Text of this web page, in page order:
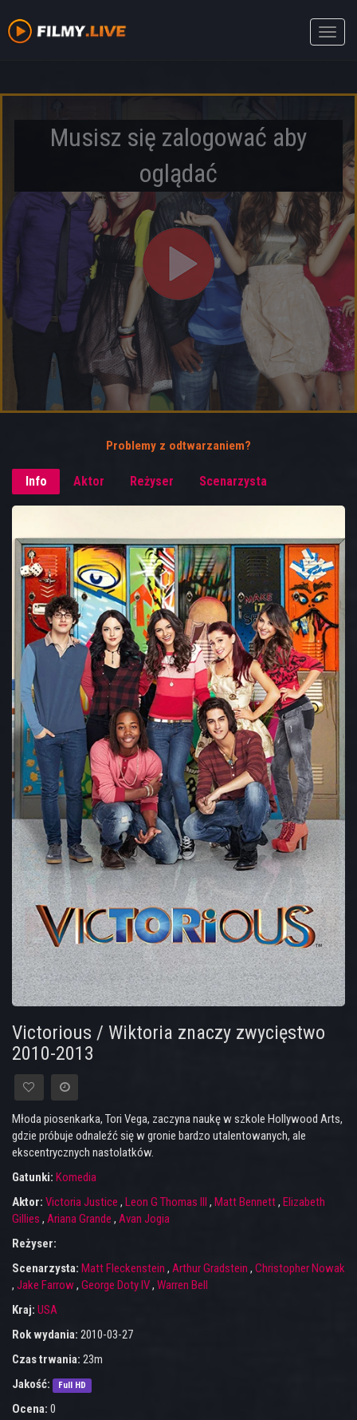
Toggle
Musisz się zalogować aby
oglądać
Problemy z odtwarzaniem?
Info Aktor Reżyser Scenarzysta
Victorious / Wiktoria znaczy zwycięstwo
2010-2013
Młoda piosenkarka, Tori Vega, zaczyna naukę w szkole Hollywood Arts,
gdzie próbuje odnaleźć się w gronie bardzo utalentowanych, ale
ekscentrycznych nastolatków.
Gatunki: Komedia
Aktor: Victoria Justice , Leon G Thomas III , Matt Bennett, Elizabeth
Gillies , Ariana Grande , Avan Jogia
Reżyser:
Scenarzysta: Matt Fleckenstein , Arthur Gradstein , Christopher Nowak
, Jake Farrow, George Doty IV, Warren Bell
Kraj: USA
Rok wydania: 2010-03-27
Czas trwania: 23m
Jakość:
Full HD
Ocena: 0